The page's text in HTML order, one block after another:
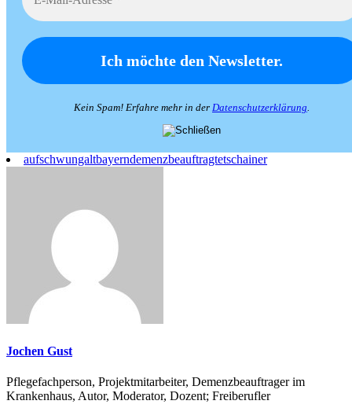
Kein Spam! Erfahre mehr in der Datenschutzerklärung.
aufschwungaltbayerndemenzbeauftragtetschainer
Jochen Gust
Pflegefachperson, Projektmitarbeiter, Demenzbeauftrager im
Krankenhaus, Autor, Moderator, Dozent; Freiberufler